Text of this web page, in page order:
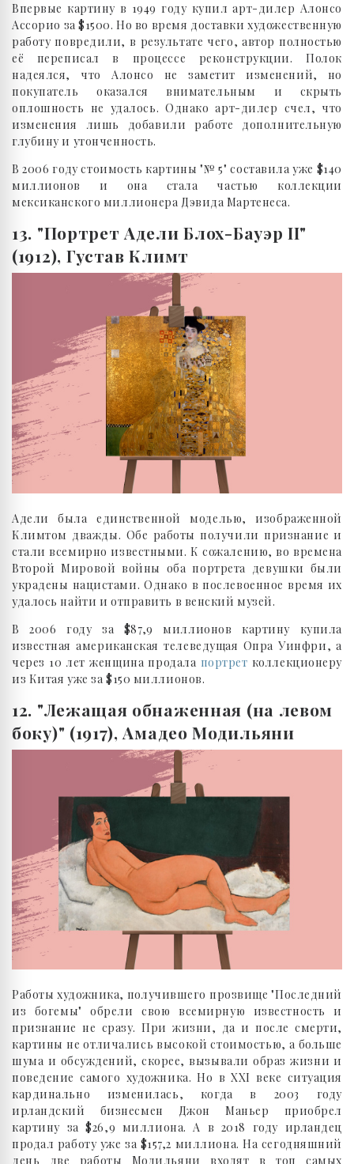
Впервые картину в 1949 году купил арт-дилер Алонсо
Ассорио за $1500. Но во время доставки художественную
работу повредили, в результате чего, автор полностью
её переписал в процессе реконструкции. Полок
надеялся, что Алонсо не заметит изменений, но
покупатель оказался внимательным и скрыть
оплошность не удалось. Однако арт-дилер счел, что
изменения лишь добавили работе дополнительную
глубину и утонченность.
В 2006 году стоимость картины "№ 5" составила уже $140
миллионов и она стала частью коллекции
мексиканского миллионера Дэвида Мартенеса.
13. "Портрет Адели Блох-Бауэр II"
(1912), Густав Климт
Адели была единственной моделью, изображенной
Климтом дважды. Обе работы получили признание и
стали всемирно известными. К сожалению, во времена
Второй Мировой войны оба портрета девушки были
украдены нацистами. Однако в послевоенное время их
удалось найти и отправить в венский музей.
В 2006 году за $87,9 миллионов картину купила
известная американская телеведущая Опра Уинфри, а
через 10 лет женщина продала портрет коллекционеру
из Китая уже за $150 миллионов.
12. "Лежащая обнаженная (на левом
боку)" (1917), Амадео Модильяни
Работы художника, получившего прозвище "Последний
из богемы" обрели свою всемирную известность и
признание не сразу. При жизни, да и после смерти,
картины не отличались высокой стоимостью, а больше
шума и обсуждений, скорее, вызывали образ жизни и
поведение самого художника. Но в XXI веке ситуация
кардинально изменилась, когда в 2003 году
ирландский бизнесмен Джон Маньер приобрел
картину за $26,9 миллиона. А в 2018 году ирландец
продал работу уже за $157,2 миллиона. На сегодняшний
день две работы Модильяни входят в топ самых